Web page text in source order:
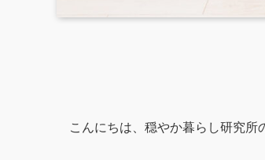
こんにちは、穏やか暮らし研究所